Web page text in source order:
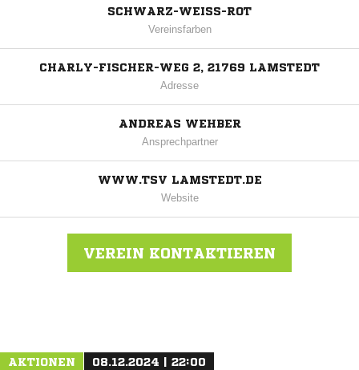
SCHWARZ-WEISS-ROT
Vereinsfarben
CHARLY-FISCHER-WEG 2, 21769 LAMSTEDT
Adresse
ANDREAS WEHBER
Ansprechpartner
WWW.TSV LAMSTEDT.DE
Website
VEREIN KONTAKTIEREN
AKTIONEN 08.12.2024 | 22:00